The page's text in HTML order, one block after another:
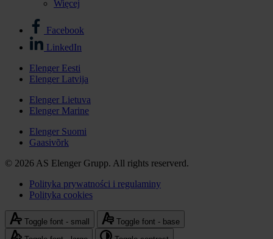
Więcej
Stopka
media
społecznościowe
Facebook
LinkedIn
Stopka
Elenger
international
Elenger Eesti
Elenger Latvija
Elenger Lietuva
Elenger Marine
Elenger Suomi
Gaasivõrk
© 2026 AS Elenger Grupp. All rights reserverd.
Stopka
-
polityka
Polityka prywatności i regulaminy
Polityka cookies
Toggle font - small
Toggle font - base